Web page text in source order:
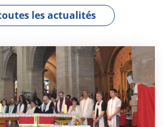
les actualités